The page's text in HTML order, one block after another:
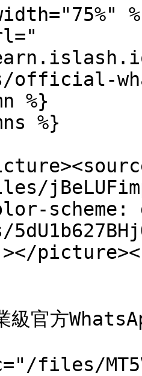
official-
%}
%}
scheme:
級官方
files/